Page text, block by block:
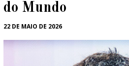
do Mundo
22 DE MAIO DE 2026